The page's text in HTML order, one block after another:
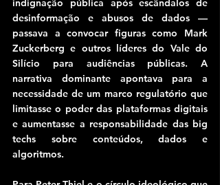
indignação pública após escândalos de
desinformação e abusos de dados —
passava a convocar figuras como Mark
Zuckerberg e outros líderes do Vale do
Silício para audiências públicas. A
narrativa dominante apontava para a
necessidade de um marco regulatório que
limitasse o poder das plataformas digitais
e aumentasse a responsabilidade das big
techs sobre conteúdos, dados e
algoritmos.